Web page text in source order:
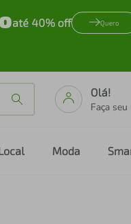
até 40% off Quero
Olá!
Faça seu
Moda